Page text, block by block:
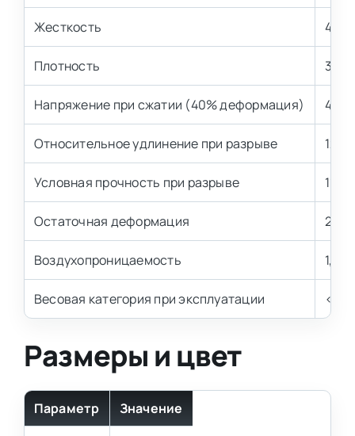
Жесткость 4
Плотность 30
Напряжение при сжатии (40% деформация)
Относительное удлинение при разрыве 120
Условная прочность при разрыве 110
Остаточная деформация 2,0-
Воздухопроницаемость 1,7-
Весовая категория при эксплуатации < 80
Размеры и цвет
Параметр Значение